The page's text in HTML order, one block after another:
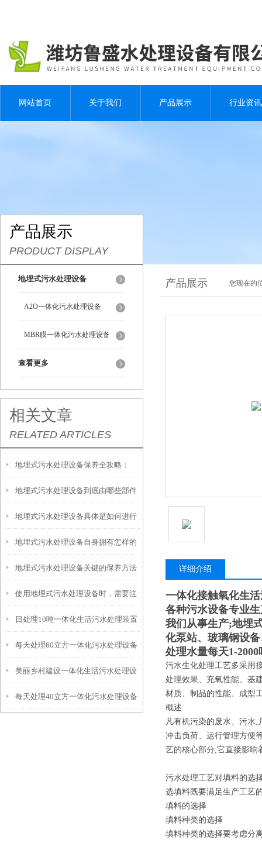
网站首页 关于我们 产品展示 行业资讯
产品展示
PRODUCT DISPLAY
地埋式污水处理设备
A2O一体化污水处理设备
MBR膜一体化污水处理设备
查看更多
相关文章
RELATED ARTICLES
地埋式污水处理设备保养全攻略：
让“地下卫士”持续高效运转
地埋式污水处理设备到底由哪些部件
撑起？核心结构一文拆解
地埋式污水处理设备具体是如何进行
安装的呢？
地埋式污水处理设备自身拥有怎样的
特点呢？
地埋式污水处理设备关键的保养方法
使用地埋式污水处理设备时，需要注
意以下事项
日处理10吨一体化生活污水处理装置
每天处理60立方一体化污水处理设备
美丽乡村建设一体化生活污水处理设
备
每天处理40立方一体化污水处理设备
产品展示 您现在的
详细介绍
一体化接触氧化生
各种污水设备专业
我们从事生产;地埋
化泵站、玻璃钢设
处理水量每天1-
污水生化处理工艺多采用
处理效果、充氧性能、基
材质、制品的性能、成型
概述
凡有机污染的废水、污水
冲击负荷、运行管理方便
艺的核心部分,它直接影响
污水处理工艺对填料的选
选填料既要满足生产工艺
填料的选择
填料种类的选择
填料种类的选择要考虑分